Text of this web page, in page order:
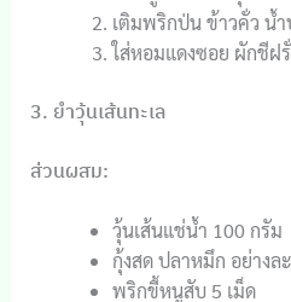
เติมพริกป่น ข้าวคั่ว น้
ใส่หอมแดงซอย ผักชีฝ
3. ยำวุ้นเส้นทะเล
ส่วนผสม:
วุ้นเส้นแช่น้ำ 100 กรัม
กุ้งสด ปลาหมึก อย่างล
พริกขี้หนูสับ 5 เม็ด